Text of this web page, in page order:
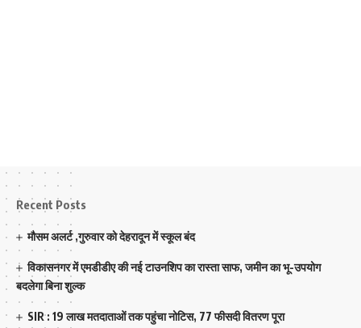
Recent Posts
मौसम अलर्ट ,गुरुवार को देहरादून में स्कूल बंद
विकासनगर में एमडीडीए की नई टाउनशिप का रास्ता साफ, जमीन का भू-उपयोग
बदलेगा बिना शुल्क
SIR : 19 लाख मतदाताओं तक पहुंचा नोटिस, 77 फीसदी वितरण पूरा